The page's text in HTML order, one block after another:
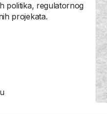
politika, regulatornog
projekata.